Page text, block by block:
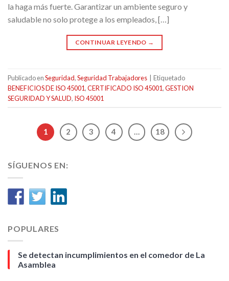
la haga más fuerte. Garantizar un ambiente seguro y
saludable no solo protege a los empleados, […]
CONTINUAR LEYENDO →
Publicado enSeguridad,Seguridad Trabajadores
Etiquetado
BENEFICIOS DE ISO 45001,CERTIFICADO ISO 45001,GESTION
SEGURIDAD Y SALUD, ISO 45001
1 2 3 4 … 18
SÍGUENOS EN:
POPULARES
Se detectan incumplimientos en el comedor de La
Asamblea